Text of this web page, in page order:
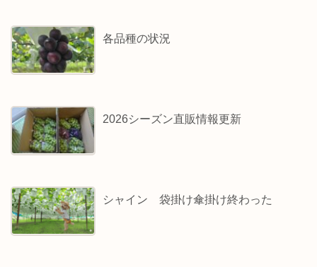
各品種の状況
2026シーズン直販情報更新
シャイン 袋掛け傘掛け終わった